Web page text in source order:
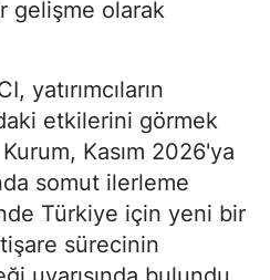
gelişme olarak
yatırımcıların
etkilerini görmek
Kasım 2026'ya
somut ilerleme
Türkiye için yeni bir
sürecinin